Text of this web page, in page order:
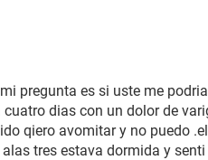
pregunta es si uste me
dias con un dolor de
qiero avomitar y no puedo
tres estava dormida y